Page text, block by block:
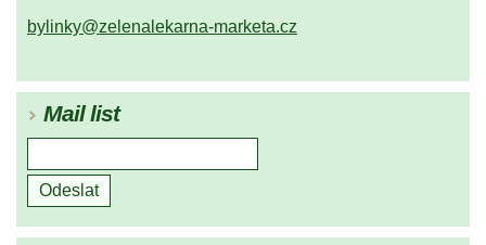
bylinky@zelenalekarna-marketa.cz
Mail list